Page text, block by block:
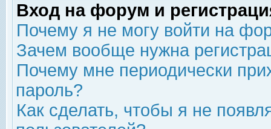
Вход на форум и
Почему я не могу войти на
Зачем вообще нужна
Почему мне периодически
пароль?
Как сделать, чтобы я не